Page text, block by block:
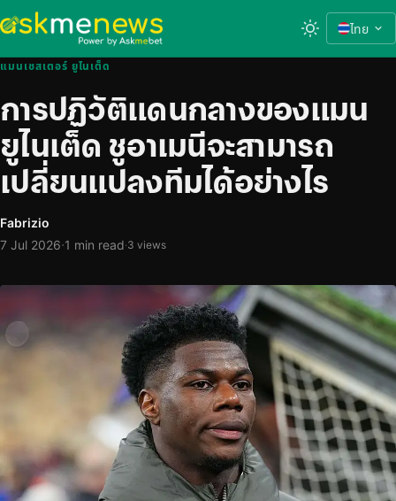
ไทย
แมนเชสเตอร์ ยูไนเต็ด
การปฏิวัติแดนกลางของแมน
ยูไนเต็ด ชูอาเมนีจะสามารถ
เปลี่ยนแปลงทีมได้อย่างไร
Fabrizio
7 Jul 2026·1 min read·3 views